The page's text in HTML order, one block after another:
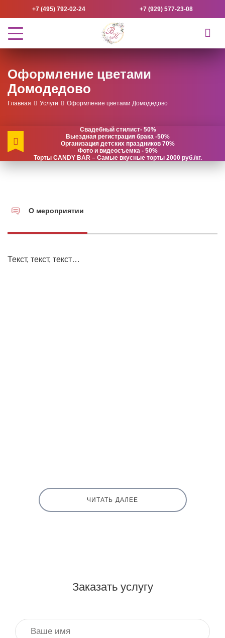
+7 (495) 792-02-24 +7 (929) 577-23-08
Оформление цветами
Домодедово
Главная Услуги Оформление цветами Домодедово
Свадебный стилист- 50%
Выездная регистрация брака -50%
Организация детских праздников 70%
Фото и видеосъемка - 50%
Торты CANDY BAR – Самые вкусные торты 2000 руб./кг.
О мероприятии
Текст, текст, текст…
ЧИТАТЬ ДАЛЕЕ
Заказать услугу